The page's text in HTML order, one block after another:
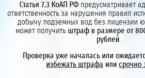
Статья 7.3 КоАП РФпредусматривает
ответственность за нарушения правил
добычу подземных вод без лицензии
может получить штраф в размере от
рублей
Проверка уже началась или
избежать штрафа или срочно